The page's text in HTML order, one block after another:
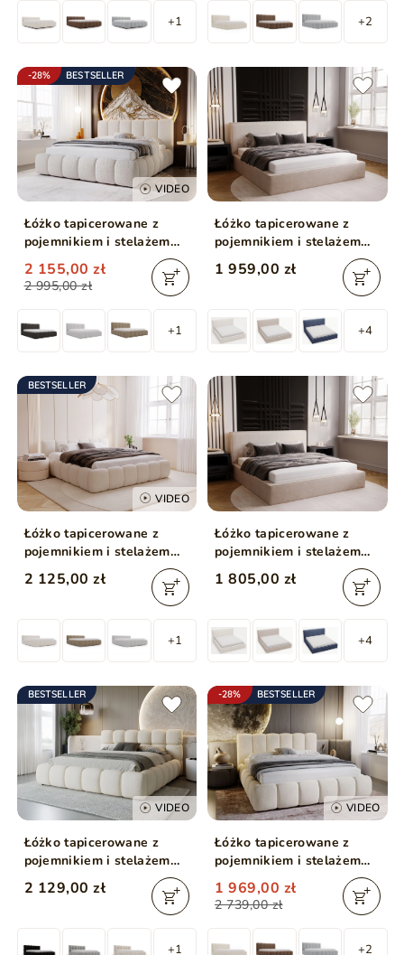
+1 +2
-28% BESTSELLER
VIDEO
Łóżko tapicerowane z
pojemnikiem i stelażem
180x200 Cloud beżowe
2 995,00 zł
2 155,00 zł
+1
Łóżko tapicerowane z
pojemnikiem i stelażem
200x200 Monaco Beżowe
1 959,00 zł
+4
BESTSELLER
VIDEO
Łóżko tapicerowane z
pojemnikiem i stelażem
160x200 Cloud Low
beżowe
2 125,00 zł
+1
Łóżko tapicerowane z
pojemnikiem i stelażem
140x200 Monaco Beżowe
1 805,00 zł
+4
BESTSELLER
VIDEO
Łóżko tapicerowane z
pojemnikiem i stelażem
180x200 Modo Beżowe
2 129,00 zł
+1
-28% BESTSELLER
VIDEO
Łóżko tapicerowane z
pojemnikiem i stelażem
140x200 Cloud Beżowy
2 739,00 zł
1 969,00 zł
+2